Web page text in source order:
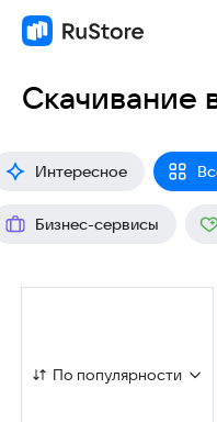
Скачивание
Интересное
Бизнес-сервисы
По популярности